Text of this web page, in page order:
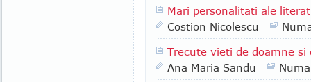
Mari personalitati ale
Costion Nicolescu
Trecute vieti de doamne
Ana Maria Sandu